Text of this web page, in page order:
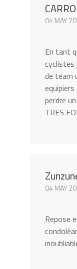
04 MAY
En tant
cyclistes
de team
perdre
TRES
04 MAY
Repose